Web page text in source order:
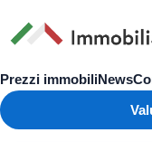
Prezzi immobiliNews